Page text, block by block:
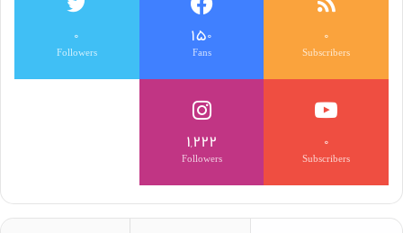
۰
Subscribers
۱۵۰
Fans
۰
Followers
۰
Subscribers
۱,۲۲۲
Followers